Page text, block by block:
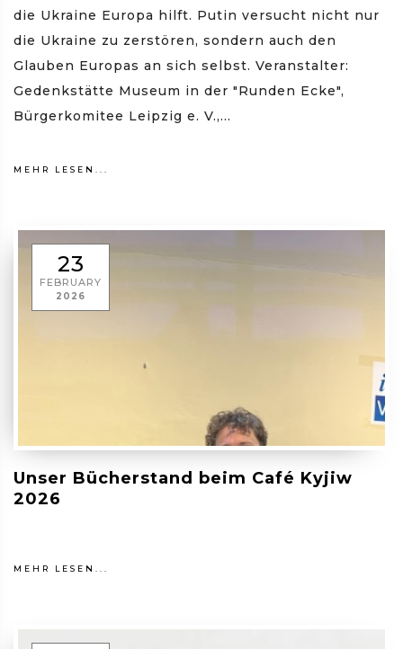
die Ukraine Europa hilft. Putin versucht nicht nur
die Ukraine zu zerstören, sondern auch den
Glauben Europas an sich selbst. Veranstalter:
Gedenkstätte Museum in der "Runden Ecke",
Bürgerkomitee Leipzig e. V.,...
MEHR LESEN...
23
FEBRUARY
2026
Unser Bücherstand beim Café Kyjiw
2026
MEHR LESEN...